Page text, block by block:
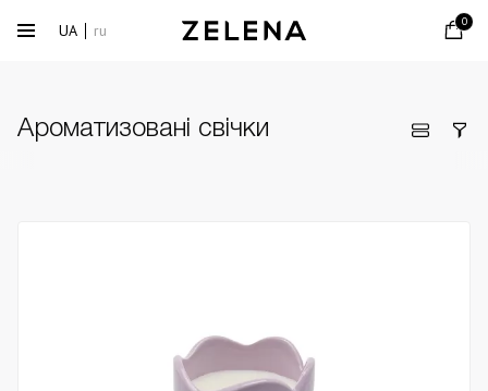
UA ru 0
Ароматизовані свічки